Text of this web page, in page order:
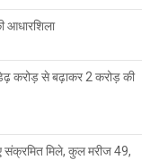
आधारशिला
करोड़ से बढ़ाकर 2 करोड़ की
संक्रमित मिले, कुल मरीज 49,